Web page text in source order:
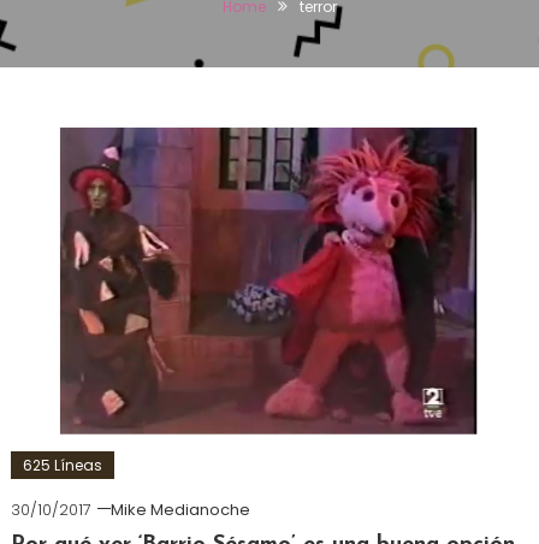
Home terror
625 Líneas
30/10/2017
Mike Medianoche